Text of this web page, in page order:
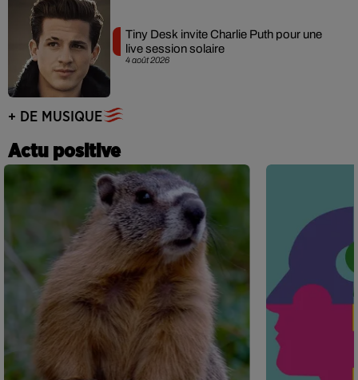
4 août 2026
Tiny Desk invite Charlie Puth pour une
live session solaire
+ DE MUSIQUE
Actu positive